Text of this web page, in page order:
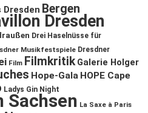
Dresden Bergen
Dresden
Drei Haselnüsse für
Musikfestspiele Dresdner
Film Filmkritik Galerie Holger
Hope-Gala HOPE Cape
Ladys Gin Night
Sachsen La Saxe à Paris